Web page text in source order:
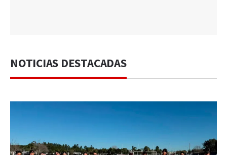
NOTICIAS DESTACADAS